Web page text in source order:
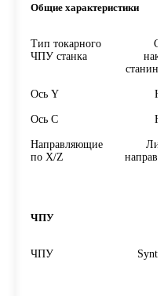
Общие характеристики
Тип токарного
ЧПУ станка
Ось Y
Ось C
Направляющие
по X/Z
ЧПУ
ЧПУ